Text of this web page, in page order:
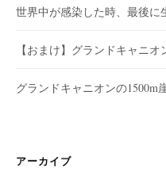
世界中が感染した時、最後に
【おまけ】グランドキャニ
グランドキャニオンの1500m
アーカイブ